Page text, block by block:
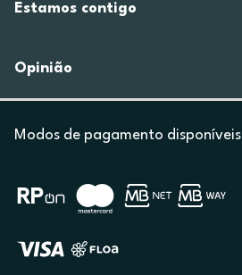
Estamos contigo
Opinião
Modos de pagamento disponíveis